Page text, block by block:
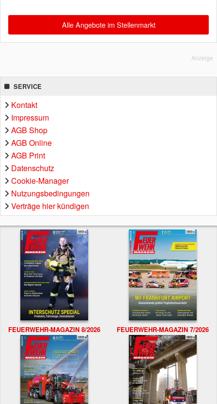
Alle Angebote im Stellenmarkt
Anzeige
SERVICE
Kontakt
Impressum
AGB Shop
AGB Online
AGB Print
Datenschutz
Cookie-Manager
Nutzungsbedingungen
Verträge hier kündigen
FEUERWEHR-MAGAZIN 8/2026 FEUERWEHR-MAGAZIN 7/2026